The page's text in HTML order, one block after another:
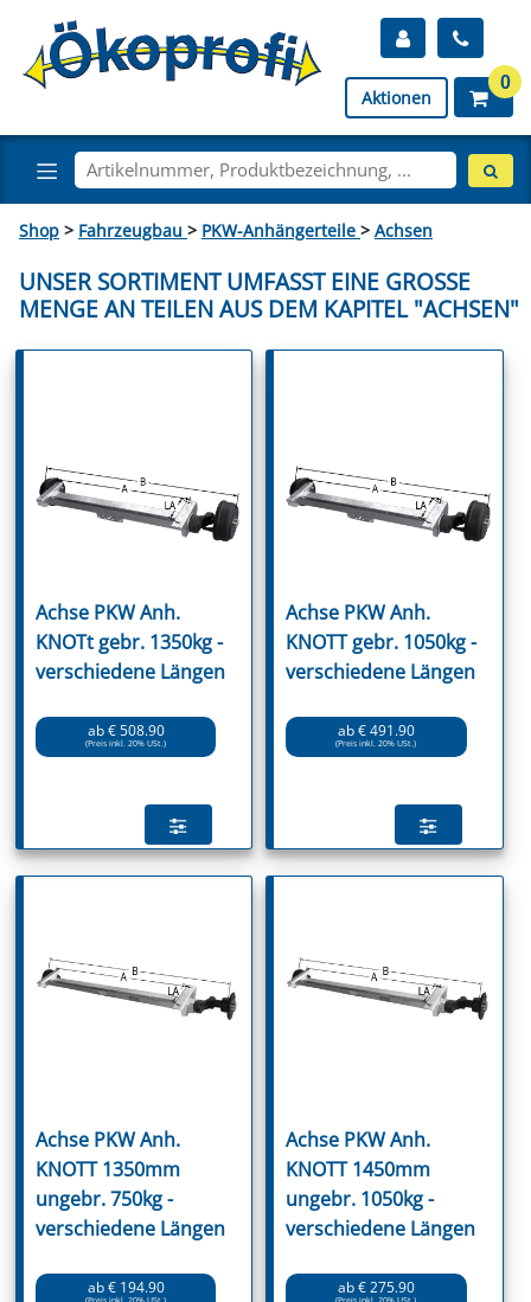
Aktionen
0
Shop > Fahrzeugbau > PKW-Anhängerteile > Achsen
UNSER SORTIMENT UMFASST EINE GROSSE M
ENGE AN TEILEN AUS DEM KAPITEL "ACHSEN"
Achse PKW Anh.
KNOTt gebr. 1350kg -
verschiedene Längen
ab € 508.90
(Preis inkl. 20% USt.)
Achse PKW Anh.
KNOTT gebr. 1050kg -
verschiedene Längen
ab € 491.90
(Preis inkl. 20% USt.)
Achse PKW Anh.
KNOTT 1350mm
ungebr. 750kg -
verschiedene Längen
ab € 194.90
(Preis inkl. 20% USt.)
Achse PKW Anh.
KNOTT 1450mm
ungebr. 1050kg -
verschiedene Längen
ab € 275.90
(Preis inkl. 20% USt.)